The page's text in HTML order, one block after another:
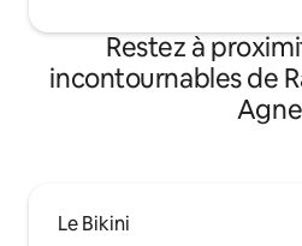
Restez à
incontournables de
Agne
Le Bikini